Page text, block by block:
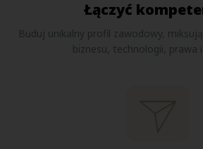
Łączyć
Buduj unikalny profil zawodowy,
biznesu, technologii, prawa i